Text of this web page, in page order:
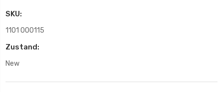
SKU:
1101 000115
Zustand:
New